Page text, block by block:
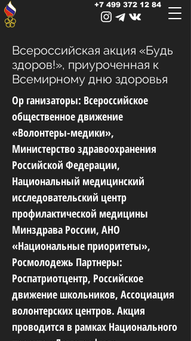
+7 499 372 12 84
Всероссийская акция «Будь
здоров!», приуроченная к
Всемирному дню здоровья
Ор ганизаторы: Всероссийское
общественное движение
«Волонтеры-медики»,
Министерство здравоохранения
Российской Федерации,
Национальный медицинский
исследовательский центр
профилактической медицины
Минздрава России, АНО
«Национальные приоритеты»,
Росмолодежь Партнеры:
Роспатриотцентр, Российское
движение школьников, Ассоциация
волонтерских центров. Акция
проводится в рамках Национального